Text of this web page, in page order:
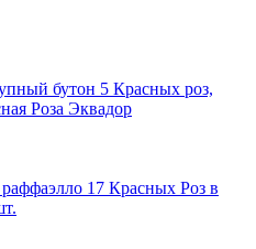
5 Красных роз,
Роза Эквадор
17 Красных Роз в